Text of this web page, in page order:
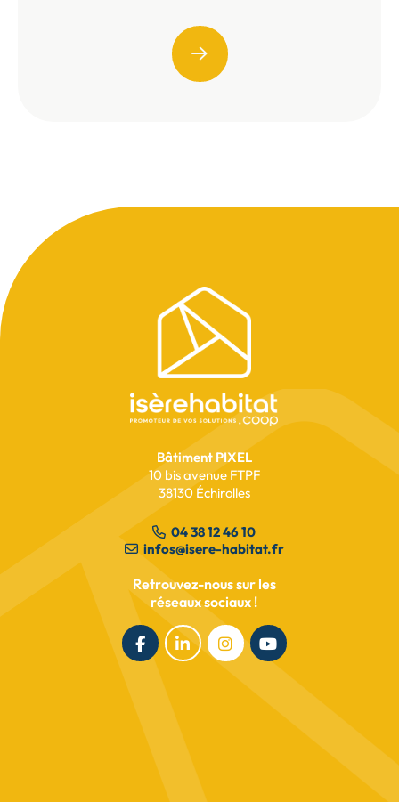
Pied
de
page
Bâtiment PIXEL
10 bis avenue FTPF
38130 Échirolles
04 38 12 46 10
infos@isere-habitat.fr
Retrouvez-nous sur les
réseaux sociaux !